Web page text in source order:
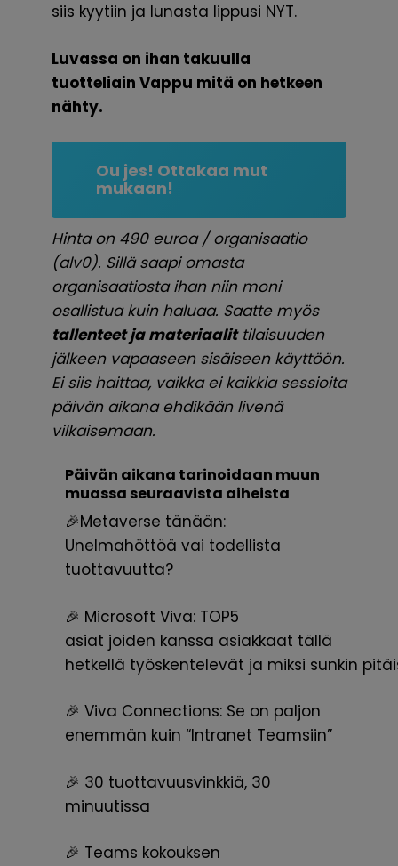
siis kyytiin ja lunasta lippusi NYT.
Luvassa on ihan takuulla
tuotteliain Vappu mitä on hetkeen
nähty.
Ou jes! Ottakaa mut
mukaan!
Hinta on 490 euroa / organisaatio
(alv0). Sillä saapi omasta
organisaatiosta ihan niin moni
osallistua kuin haluaa. Saatte myös
tallenteet ja materiaalittilaisuuden
jälkeen vapaaseen sisäiseen käyttöön.
Ei siis haittaa, vaikka ei kaikkia sessioita
päivän aikana ehdikään livenä
vilkaisemaan.
Päivän aikana tarinoidaan muun
muassa seuraavista aiheista
🎉Metaverse tänään:
Unelmahöttöä vai todellista
tuottavuutta?
🎉 Microsoft Viva: TOP5
asiat joiden kanssa asiakkaat tällä
hetkellä työskentelevät ja miksi sunkin
🎉 Viva Connections: Se on paljon
enemmän kuin “Intranet Teamsiin”
🎉 30 tuottavuusvinkkiä, 30
minuutissa
🎉 Teams kokouksen